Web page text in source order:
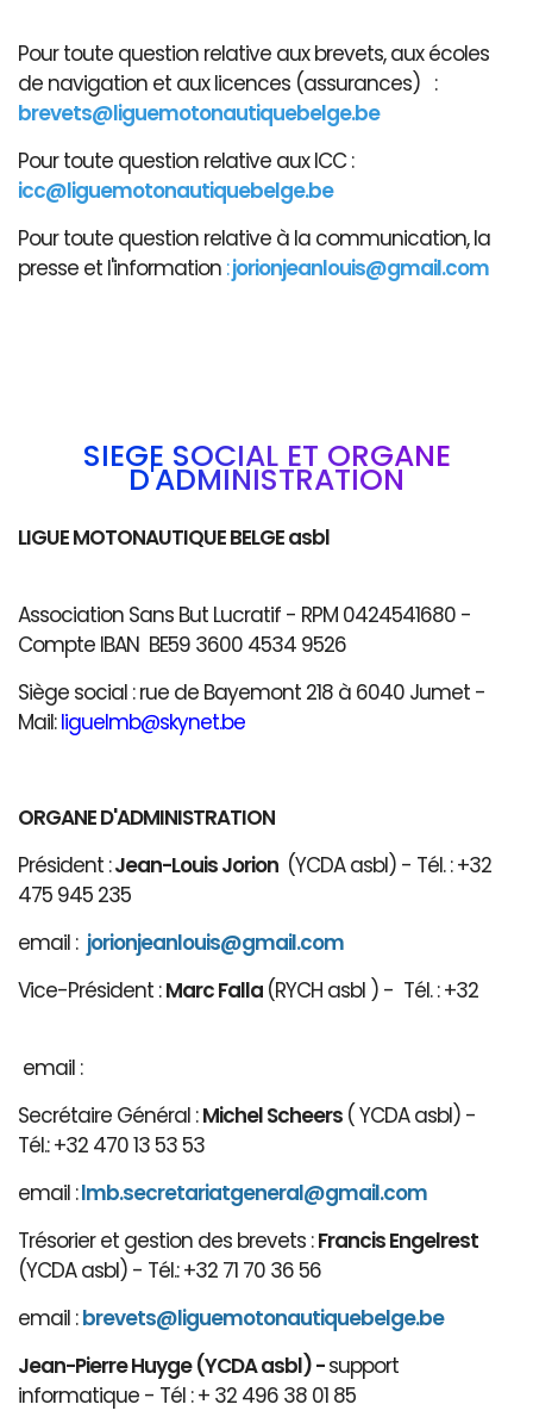
Pour toute question relative aux brevets, aux écoles
de navigation et aux licences (assurances) :
brevets@liguemotonautiquebelge.be
Pour toute question relative aux ICC :
icc@liguemotonautiquebelge.be
Pour toute question relative à la communication, la
presse et l'information :jorionjeanlouis@gmail.com
SIÈGE SOCIAL ET ORGANE
D'ADMINISTRATION
LIGUE MOTONAUTIQUE BELGE asbl
Association Sans But Lucratif - RPM 0424541680 -
Compte IBAN BE59 3600 4534 9526
Siège social : rue de Bayemont 218 à 6040 Jumet -
Mail:liguelmb@skynet.be
ORGANE D'ADMINISTRATION
Président :Jean-Louis Jorion (YCDA asbl) - Tél. : +32
475 945 235
email : jorionjeanlouis@gmail.com
Vice-Président :Marc Falla (RYCH asbl ) - Tél. : +32
email :
Secrétaire Général :Michel Scheers ( YCDA asbl) -
Tél.: +32 470 13 53 53
email :lmb.secretariatgeneral@gmail.com
Trésorier et gestion des brevets :Francis Engelrest
(YCDA asbl) - Tél.: +32 71 70 36 56
email :brevets@liguemotonautiquebelge.be
Jean-Pierre Huyge (YCDA asbl) -support
informatique - Tél : + 32 496 38 01 85